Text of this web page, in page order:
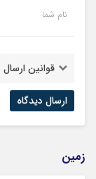
نام شما
قوانین ارسال
زمین